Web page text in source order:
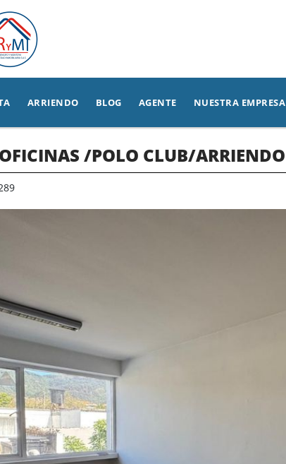
ARRIENDO BLOG AGENTE NUESTRA EMPRESA
/POLO CLUB/ARRIENDO